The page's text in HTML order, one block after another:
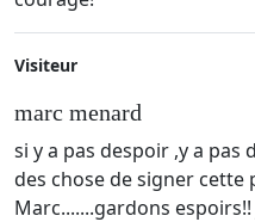
Visiteur
marc menard
si y a pas despoir ,y a pas
des chose de signer
Marc.......gardons